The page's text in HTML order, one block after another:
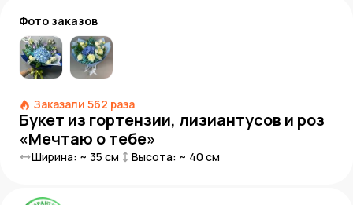
Фото заказов
Заказали 562 раза
Букет из гортензии, лизиантусов и роз
«Мечтаю о тебе»
Ширина: ~ 35 см Высота: ~ 40 см